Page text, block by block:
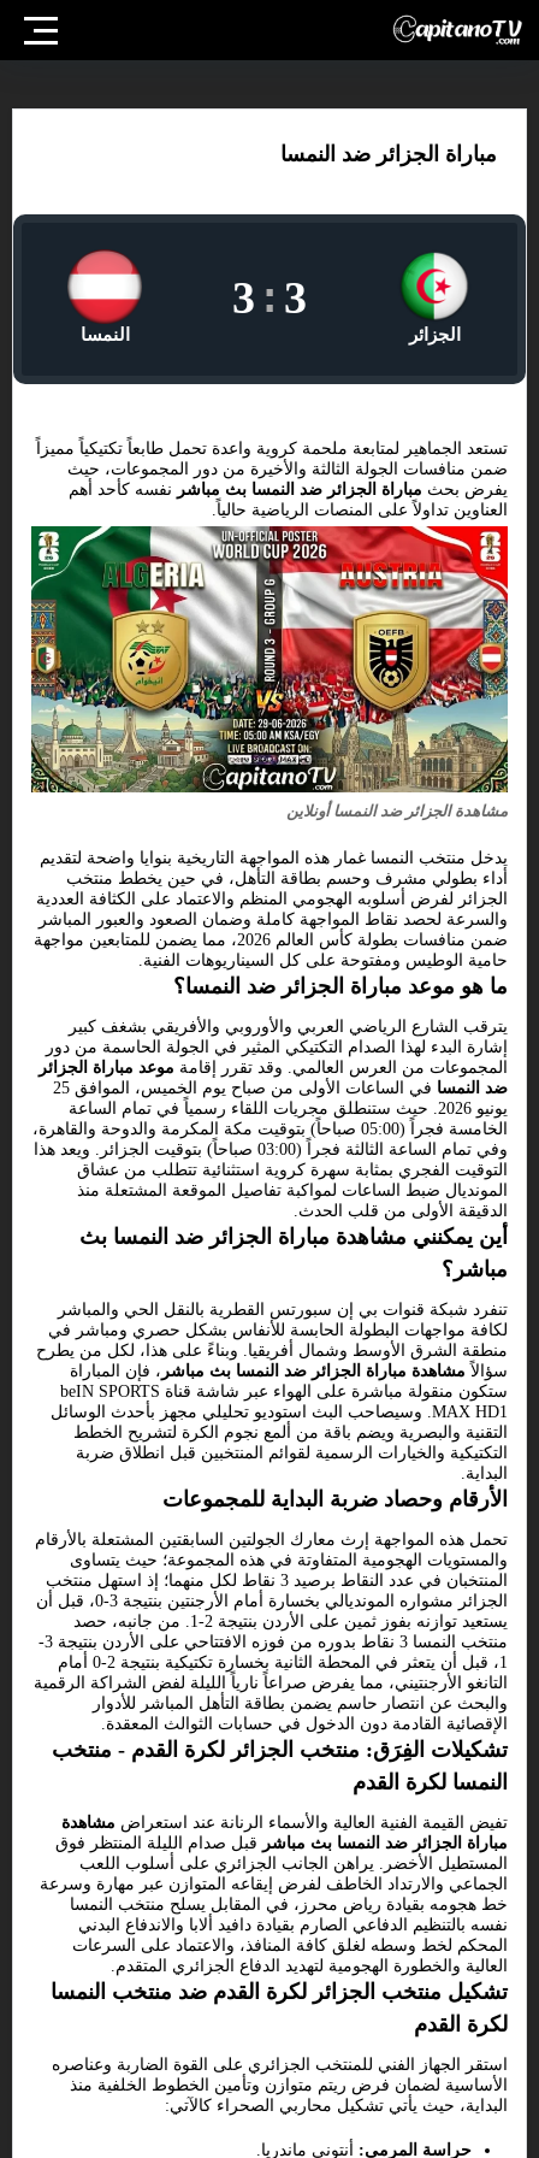
مباراة الجزائر ضد النمسا
الجزائر
3
:
3
النمسا
تستعد الجماهير لمتابعة ملحمة كروية واعدة تحمل طابعاً تكتيكياً مميزاً
ضمن منافسات الجولة الثالثة والأخيرة من دور المجموعات، حيث
يفرض بحث مباراة الجزائر ضد النمسا بث مباشر نفسه كأحد أهم
العناوين تداولاً على المنصات الرياضية حالياً.
مشاهدة الجزائر ضد النمسا أونلاين
يدخل منتخب النمسا غمار هذه المواجهة التاريخية بنوايا واضحة لتقديم
أداء بطولي مشرف وحسم بطاقة التأهل، في حين يخطط منتخب
الجزائر لفرض أسلوبه الهجومي المنظم والاعتماد على الكثافة العددية
والسرعة لحصد نقاط المواجهة كاملة وضمان الصعود والعبور المباشر
ضمن منافسات بطولة كأس العالم 2026، مما يضمن للمتابعين مواجهة
حامية الوطيس ومفتوحة على كل السيناريوهات الفنية.
ما هو موعد مباراة الجزائر ضد النمسا؟
يترقب الشارع الرياضي العربي والأوروبي والأفريقي بشغف كبير
إشارة البدء لهذا الصدام التكتيكي المثير في الجولة الحاسمة من دور
المجموعات من العرس العالمي. وقد تقرر إقامة موعد مباراة الجزائر
ضد النمسا
في الساعات الأولى من صباح يوم الخميس، الموافق 25
يونيو 2026. حيث ستنطلق مجريات اللقاء رسمياً في تمام الساعة
الخامسة فجراً (05:00 صباحاً) بتوقيت مكة المكرمة والدوحة والقاهرة،
وفي تمام الساعة الثالثة فجراً (03:00 صباحاً) بتوقيت الجزائر. ويعد هذا
التوقيت الفجري بمثابة سهرة كروية استثنائية تتطلب من عشاق
المونديال ضبط الساعات لمواكبة تفاصيل الموقعة المشتعلة منذ
الدقيقة الأولى من قلب الحدث.
أين يمكنني مشاهدة مباراة الجزائر ضد النمسا بث
مباشر؟
تنفرد شبكة قنوات بي إن سبورتس القطرية بالنقل الحي والمباشر
لكافة مواجهات البطولة الحابسة للأنفاس بشكل حصري ومباشر في
منطقة الشرق الأوسط وشمال أفريقيا. وبناءً على هذا، لكل من يطرح
سؤالاً مشاهدة مباراة الجزائر ضد النمسا بث مباشر ، فإن المباراة
ستكون منقولة مباشرة على الهواء عبر شاشة قناة beIN SPORTS
MAX HD1. وسيصاحب البث استوديو تحليلي مجهز بأحدث الوسائل
التقنية والبصرية ويضم باقة من ألمع نجوم الكرة لتشريح الخطط
التكتيكية والخيارات الرسمية لقوائم المنتخبين قبل انطلاق ضربة
البداية.
الأرقام وحصاد ضربة البداية للمجموعات
تحمل هذه المواجهة إرث معارك الجولتين السابقتين المشتعلة بالأرقام
والمستويات الهجومية المتفاوتة في هذه المجموعة؛ حيث يتساوى
المنتخبان في عدد النقاط برصيد 3 نقاط لكل منهما؛ إذ استهل منتخب
الجزائر مشواره المونديالي بخسارة أمام الأرجنتين بنتيجة 3-0، قبل أن
يستعيد توازنه بفوز ثمين على الأردن بنتيجة 2-1. من جانبه، حصد
منتخب النمسا 3 نقاط بدوره من فوزه الافتتاحي على الأردن بنتيجة 3-
1، قبل أن يتعثر في المحطة الثانية بخسارة تكتيكية بنتيجة 2-0 أمام
التانغو الأرجنتيني، مما يفرض صراعاً نارياً الليلة لفض الشراكة الرقمية
والبحث عن انتصار حاسم يضمن بطاقة التأهل المباشر للأدوار
الإقصائية القادمة دون الدخول في حسابات الثوالث المعقدة.
تشكيلات الفِرَق: منتخب الجزائر لكرة القدم - منتخب
النمسا لكرة القدم
تفيض القيمة الفنية العالية والأسماء الرنانة عند استعراض مشاهدة
مباراة الجزائر ضد النمسا بث مباشر قبل صدام الليلة المنتظر فوق
المستطيل الأخضر. يراهن الجانب الجزائري على أسلوب اللعب
الجماعي والارتداد الخاطف لفرض إيقاعه المتوازن عبر مهارة وسرعة
خط هجومه بقيادة رياض محرز، في المقابل يسلح منتخب النمسا
نفسه بالتنظيم الدفاعي الصارم بقيادة دافيد ألابا والاندفاع البدني
المحكم لخط وسطه لغلق كافة المنافذ، والاعتماد على السرعات
العالية والخطورة الهجومية لتهديد الدفاع الجزائري المتقدم.
تشكيل منتخب الجزائر لكرة القدم ضد منتخب النمسا
لكرة القدم
استقر الجهاز الفني للمنتخب الجزائري على القوة الضاربة وعناصره
الأساسية لضمان فرض ريتم متوازن وتأمين الخطوط الخلفية منذ
البداية، حيث يأتي تشكيل محاربي الصحراء كالآتي:
حراسة المرمى: أنتوني ماندريا.